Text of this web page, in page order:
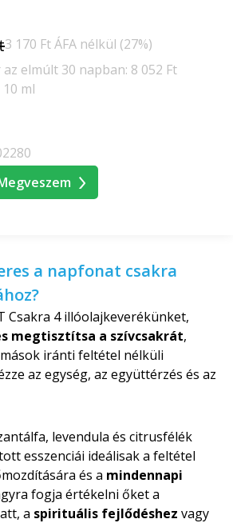
3 170 Ft ÁFA nélkül (27%)
elmúlt 30 napban: 8 052 Ft
ml
a napfonat csakra
Csakra 4 illóolajkeve­rékünket,
megtisztítsa a szívcsakrát,
iránti feltétel nélküli
az egység, az együttérzés és az
levendula és citrusfélék
esszenciái ideálisak a feltétel
és a mindennapi
fogja értékelni őket a
a spirituális fejlődéshez vagy